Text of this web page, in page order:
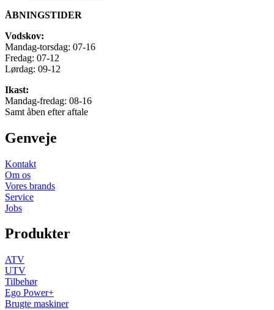
ÅBNINGSTIDER
Vodskov:
Mandag-torsdag: 07-16
Fredag: 07-12
Lørdag: 09-12
Ikast:
Mandag-fredag: 08-16
Samt åben efter aftale
Genveje
Kontakt
Om os
Vores brands
Service
Jobs
Produkter
ATV
UTV
Tilbehør
Ego Power+
Brugte maskiner